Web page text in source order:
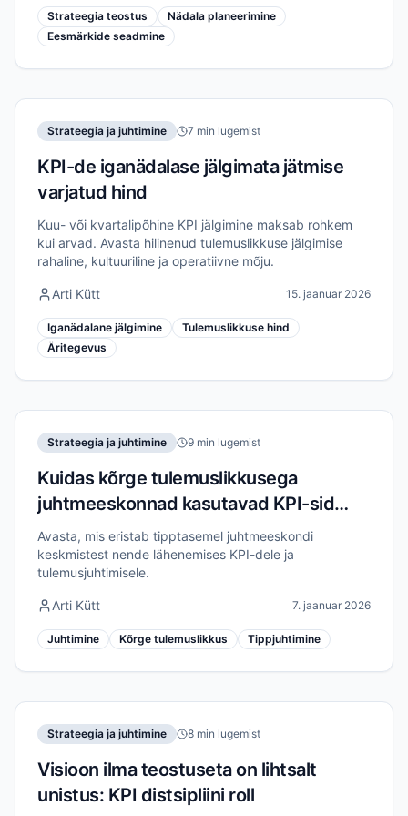
Strateegia teostus
Nädala planeerimine
Eesmärkide seadmine
Strateegia ja juhtimine 7 min lugemist
KPI-de iganädalase jälgimata jätmise
varjatud hind
Kuu- või kvartalipõhine KPI jälgimine maksab rohkem
kui arvad. Avasta hilinenud tulemuslikkuse jälgimise
rahaline, kultuuriline ja operatiivne mõju.
Arti Kütt 15. jaanuar 2026
Iganädalane jälgimine
Tulemuslikkuse hind
Äritegevus
Strateegia ja juhtimine 9 min lugemist
Kuidas kõrge tulemuslikkusega
juhtmeeskonnad kasutavad KPI-sid
erinevalt
Avasta, mis eristab tipptasemel juhtmeeskondi
keskmistest nende lähenemises KPI-dele ja
tulemusjuhtimisele.
Arti Kütt 7. jaanuar 2026
Juhtimine Kõrge tulemuslikkus Tippjuhtimine
Strateegia ja juhtimine 8 min lugemist
Visioon ilma teostuseta on lihtsalt
unistus: KPI distsipliini roll